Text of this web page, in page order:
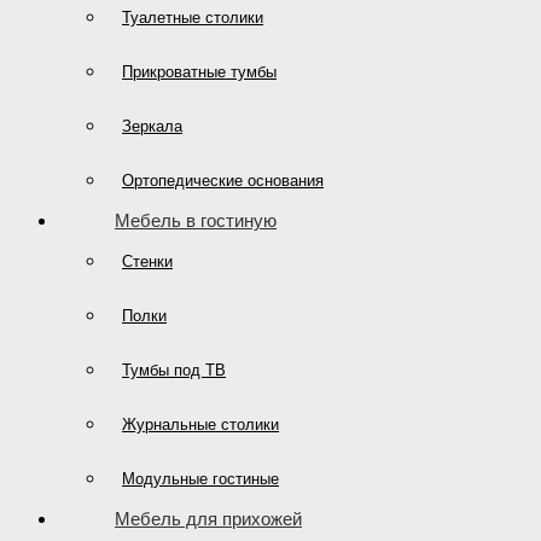
Туалетные столики
Прикроватные тумбы
Зеркала
Ортопедические основания
Мебель в гостиную
Стенки
Полки
Тумбы под ТВ
Журнальные столики
Модульные гостиные
Мебель для прихожей